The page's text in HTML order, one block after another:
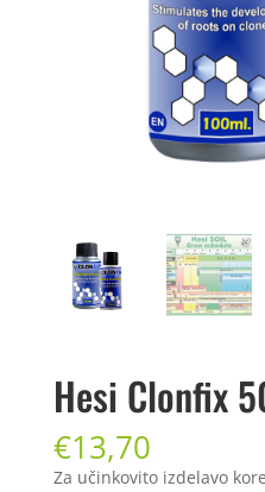
Hesi Clonfix
€13,70
Za učinkovito izdelavo